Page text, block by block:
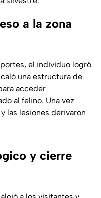
a la zona
el individuo logró
una estructura de
acceder
al felino. Una vez
las lesiones derivaron
y cierre